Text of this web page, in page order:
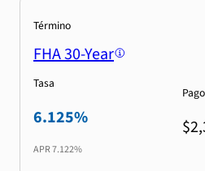
Término
FHA 30-Year
Tasa
6.125%
APR7.122%